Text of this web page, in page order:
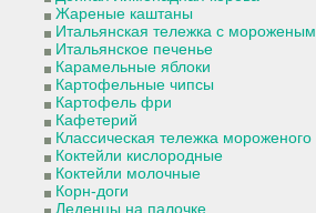
Жареные каштаны
Итальянская тележка с мороженым
Итальянское печенье
Карамельные яблоки
Картофельные чипсы
Картофель фри
Кафетерий
Классическая тележка мороженого
Коктейли кислородные
Коктейли молочные
Корн-доги
Леденцы на палочке